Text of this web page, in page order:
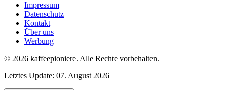
Impressum
Datenschutz
Kontakt
Über uns
Werbung
© 2026 kaffeepioniere. Alle Rechte vorbehalten.
Letztes Update: 07. August 2026